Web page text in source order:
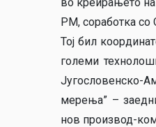
РМ, соработка со
Тој бил
големи
Југословенско-
мерења” –
нов производ-